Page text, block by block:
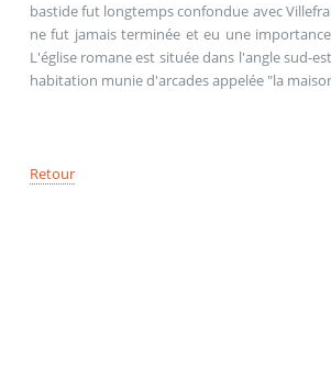
bastide fut longtemps confondue avec
ne fut jamais terminée et eu une
L'église romane est située dans l'angle sud-
habitation munie d'arcades appelée "la
Retour